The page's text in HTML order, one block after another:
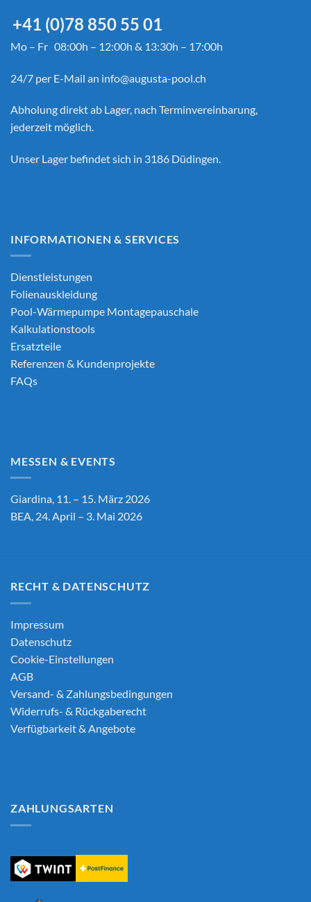
+41 (0)78 850 55 01
Mo – Fr 08:00h – 12:00h & 13:30h – 17:00h
24/7 per E-Mail an info@augusta-pool.ch
Abholung direkt ab Lager, nach Terminvereinbarung,
jederzeit möglich.
Unser Lager befindet sich in 3186 Düdingen.
INFORMATIONEN & SERVICES
Dienstleistungen
Folienauskleidung
Pool-Wärmepumpe Montagepauschale
Kalkulationstools
Ersatzteile
Referenzen & Kundenprojekte
FAQs
MESSEN & EVENTS
Giardina, 11. – 15. März 2026
BEA, 24. April – 3. Mai 2026
RECHT & DATENSCHUTZ
Impressum
Datenschutz
Cookie-Einstellungen
AGB
Versand- & Zahlungsbedingungen
Widerrufs- & Rückgaberecht
Verfügbarkeit & Angebote
ZAHLUNGSARTEN